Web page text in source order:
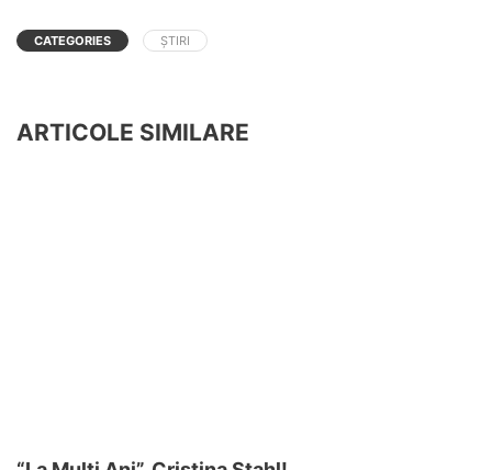
CATEGORIES ȘTIRI
ARTICOLE SIMILARE